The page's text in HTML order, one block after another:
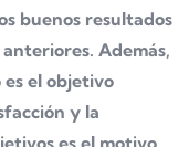
buenos resultados
Además,
el objetivo
y la
es el motivo